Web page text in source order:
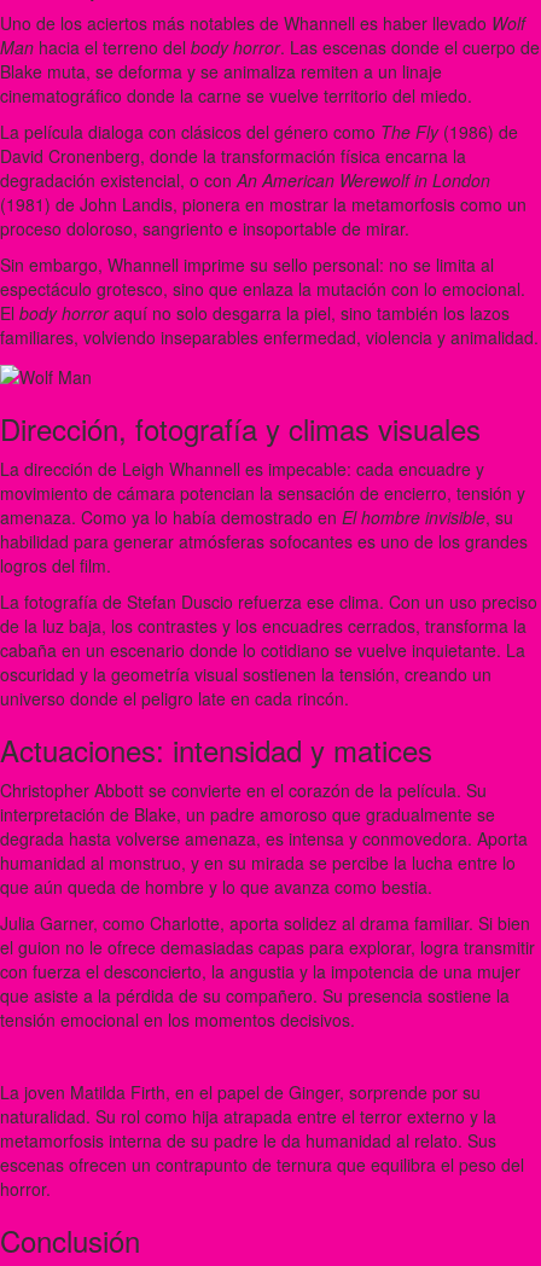
Uno de los aciertos más notables de Whannell es haber llevado Wolf
Man hacia el terreno del body horror. Las escenas donde el cuerpo de
Blake muta, se deforma y se animaliza remiten a un linaje
cinematográfico donde la carne se vuelve territorio del miedo.
La película dialoga con clásicos del género como The Fly(1986) de
David Cronenberg, donde la transformación física encarna la
degradación existencial, o conAn American Werewolf in London
(1981) de John Landis, pionera en mostrar la metamorfosis como un
proceso doloroso, sangriento e insoportable de mirar.
Sin embargo, Whannell imprime su sello personal: no se limita al
espectáculo grotesco, sino que enlaza la mutación con lo emocional.
El body horroraquí no solo desgarra la piel, sino también los lazos
familiares, volviendo inseparables enfermedad, violencia y animalidad.
Dirección, fotografía y climas visuales
La dirección de Leigh Whannell es impecable: cada encuadre y
movimiento de cámara potencian la sensación de encierro, tensión y
amenaza. Como ya lo había demostrado en El hombre invisible, su
habilidad para generar atmósferas sofocantes es uno de los grandes
logros del film.
La fotografía de Stefan Duscio refuerza ese clima. Con un uso preciso
de la luz baja, los contrastes y los encuadres cerrados, transforma la
cabaña en un escenario donde lo cotidiano se vuelve inquietante. La
oscuridad y la geometría visual sostienen la tensión, creando un
universo donde el peligro late en cada rincón.
Actuaciones: intensidad y matices
Christopher Abbott se convierte en el corazón de la película. Su
interpretación de Blake, un padre amoroso que gradualmente se
degrada hasta volverse amenaza, es intensa y conmovedora. Aporta
humanidad al monstruo, y en su mirada se percibe la lucha entre lo
que aún queda de hombre y lo que avanza como bestia.
Julia Garner, como Charlotte, aporta solidez al drama familiar. Si bien
el guion no le ofrece demasiadas capas para explorar, logra transmitir
con fuerza el desconcierto, la angustia y la impotencia de una mujer
que asiste a la pérdida de su compañero. Su presencia sostiene la
tensión emocional en los momentos decisivos.
La joven Matilda Firth, en el papel de Ginger, sorprende por su
naturalidad. Su rol como hija atrapada entre el terror externo y la
metamorfosis interna de su padre le da humanidad al relato. Sus
escenas ofrecen un contrapunto de ternura que equilibra el peso del
horror.
Conclusión